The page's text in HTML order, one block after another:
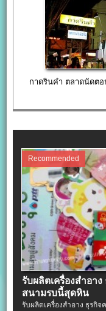
กาดรินคำ ตลาดนัดตอ
Recommended
รับผลิตเครื่องสําอา
สนามรบนี้สุดหิน
รับผลิตเครื่องสําอาง ธุรกิ